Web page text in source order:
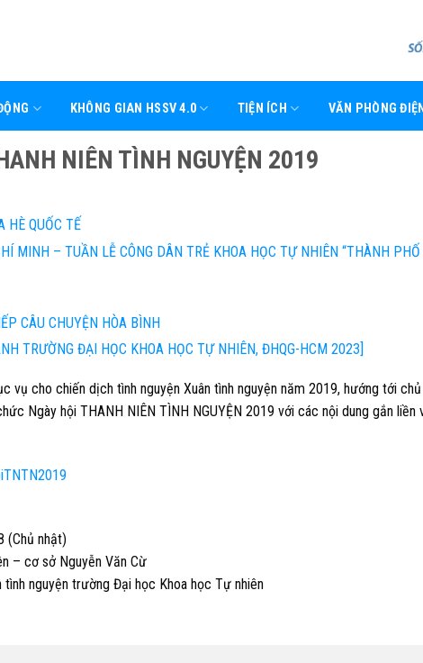
KHÔNG GIAN HSSV 4.0 TIỆN ÍCH VĂN PHÒNG
NIÊN TÌNH NGUYỆN 2019
HÈ QUỐC TẾ
MINH – TUẦN LỄ CÔNG DÂN TRẺ KHOA HỌC TỰ NHIÊN “THÀNH PHỐ
CÂU CHUYỆN HÒA BÌNH
TRƯỜNG ĐẠI HỌC KHOA HỌC TỰ NHIÊN, ĐHQG-HCM 2023]
vụ cho chiến dịch tình nguyện Xuân tình nguyện năm 2019, hướng tới
Ngày hội THANH NIÊN TÌNH NGUYỆN 2019 với các nội dung gắn liền
(Chủ nhật)
– cơ sở Nguyễn Văn Cừ
nguyện trường Đại học Khoa học Tự nhiên